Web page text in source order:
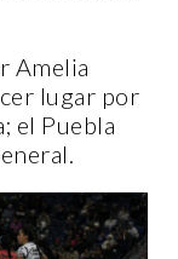
Amelia
lugar por
el Puebla